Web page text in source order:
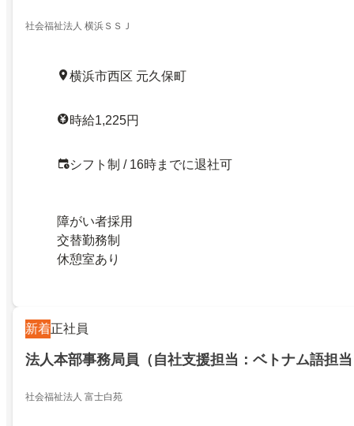
社会福祉法人 横浜ＳＳＪ
横浜市西区 元久保町
時給1,225円
シフト制 / 16時までに退社可
障がい者採用
交替勤務制
休憩室あり
新着正社員
法人本部事務局員（自社支援担当：ベトナム語担
社会福祉法人 富士白苑